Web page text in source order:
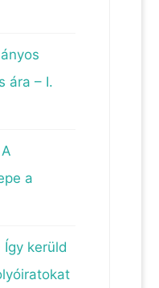
ára – I.
A
a
Így kerüld